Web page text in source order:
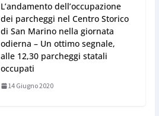
L’andamento dell’occupazione
dei parcheggi nel Centro Storico
di San Marino nella giornata
odierna – Un ottimo segnale,
alle 12,30 parcheggi statali
occupati
14 Giugno 2020